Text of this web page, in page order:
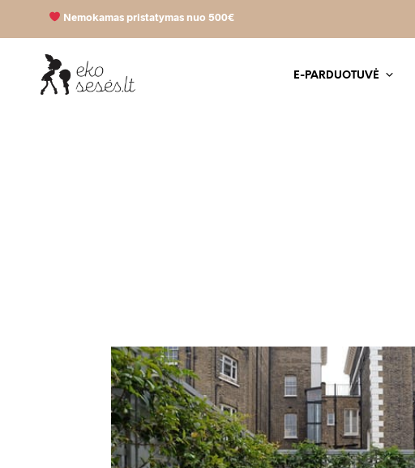
Nemokamas pristatymas nuo 500€
E-PARDUOTUVĖ